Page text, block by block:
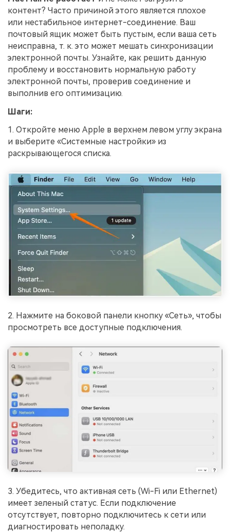
контент? Часто причиной этого является плохое
или нестабильное интернет-соединение. Ваш
почтовый ящик может быть пустым, если ваша сеть
неисправна, т. к. это может мешать синхронизации
электронной почты. Узнайте, как решить данную
проблему и восстановить нормальную работу
электронной почты, проверив соединение и
выполнив его оптимизацию.
Шаги:
1. Откройте меню Apple в верхнем левом углу экрана
и выберите «Системные настройки» из
раскрывающегося списка.
2. Нажмите на боковой панели кнопку «Сеть», чтобы
просмотреть все доступные подключения.
3. Убедитесь, что активная сеть (Wi-Fi или Ethernet)
имеет зеленый статус. Если подключение
отсутствует, повторно подключитесь к сети или
диагностировать неполадку.